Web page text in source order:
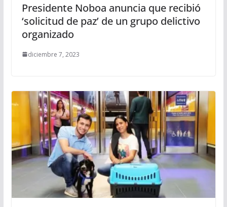
Presidente Noboa anuncia que recibió
‘solicitud de paz’ de un grupo delictivo
organizado
diciembre 7, 2023